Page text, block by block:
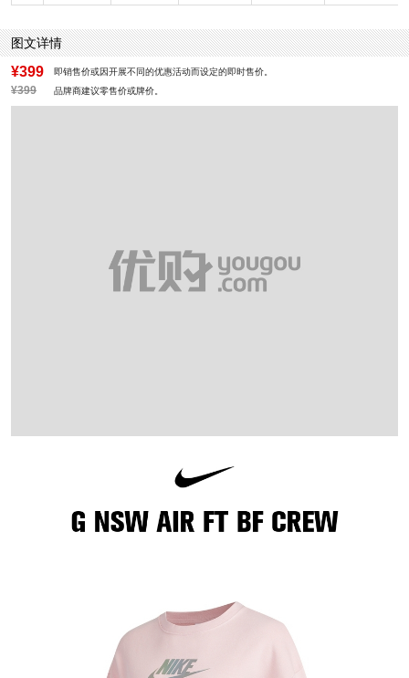
图文详情
¥399 即销售价或因开展不同的优惠活动而设定的即时售价。
¥399 品牌商建议零售价或牌价。